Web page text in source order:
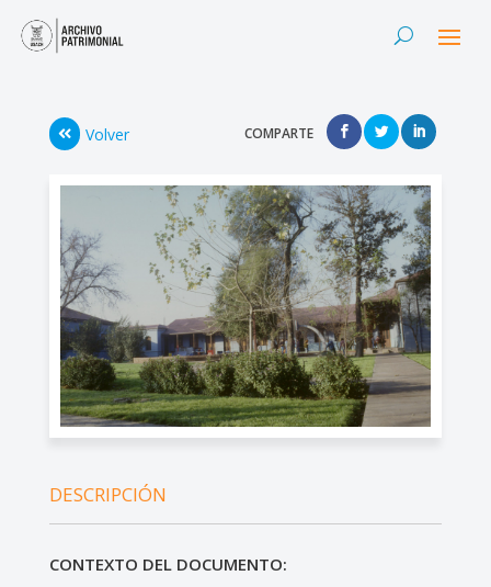
Volver COMPARTE
DESCRIPCIÓN
CONTEXTO DEL DOCUMENTO: